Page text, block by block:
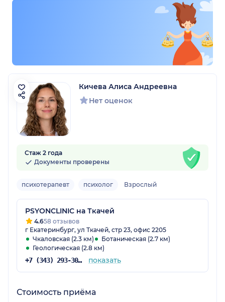
Кичева Алиса Андреевна
Нет оценок
Стаж 2 года
Документы проверены
психотерапевт психолог Взрослый
PSYONCLINIC на Ткачей
4.658 отзывов
г Екатеринбург, ул Ткачей, стр 23, офис 2205
Чкаловская (2.3 км)
Ботаническая (2.7 км)
Геологическая (2.8 км)
+7 (343) 293-30-75 показать
Стоимость приёма